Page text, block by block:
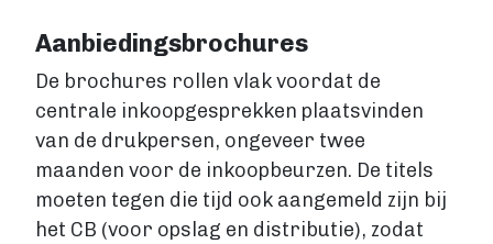
Login
Account maken
Aanbiedingsbrochures
De brochures rollen vlak voordat de
centrale inkoopgesprekken plaatsvinden
van de drukpersen, ongeveer twee
maanden voor de inkoopbeurzen. De titels
moeten tegen die tijd ook aangemeld zijn bij
het CB (voor opslag en distributie), zodat